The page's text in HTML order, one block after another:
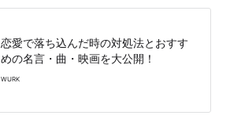
恋愛で落ち込んだ時の対処法とおすす
めの名言・曲・映画を大公開！
WURK